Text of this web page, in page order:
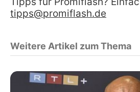
tipps@promiflash.de
Weitere Artikel zum Thema